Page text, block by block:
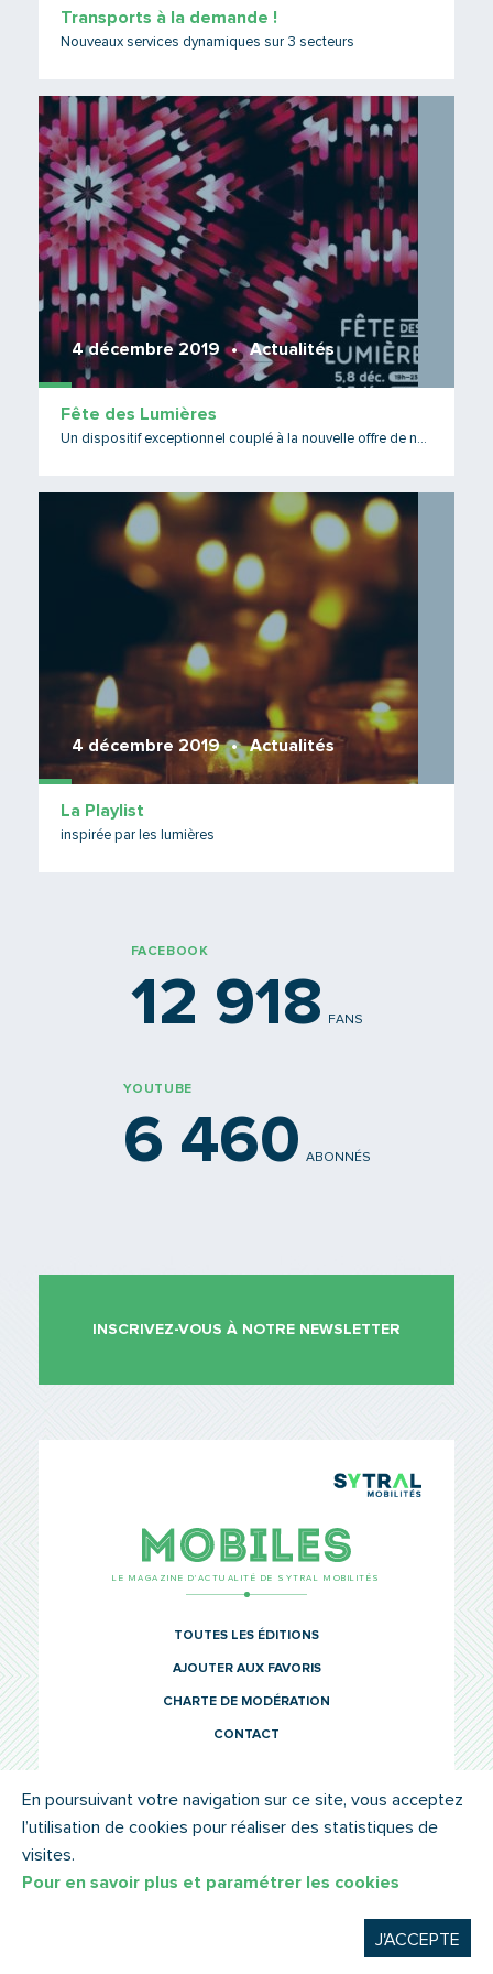
Transports à la demande !
Nouveaux services dynamiques sur 3 secteurs
4 décembre 2019 Actualités
Fête des Lumières
Un dispositif exceptionnel couplé à la nouvelle offre de nuit !
4 décembre 2019 Actualités
La Playlist
inspirée par les lumières
FACEBOOK
12 918 FANS
YOUTUBE
6 460 ABONNÉS
INSCRIVEZ-VOUS À NOTRE NEWSLETTER
LE MAGAZINE D’ACTUALITÉ DE SYTRAL MOBILITÉS
TOUTES LES ÉDITIONS
AJOUTER AUX FAVORIS
CHARTE DE MODÉRATION
CONTACT
© SYTRAL MOBILITÉS 2022 MENTIONS LÉGALES
En poursuivant votre navigation sur ce site, vous acceptez
l’utilisation de cookies pour réaliser des statistiques de
visites.
Pour en savoir plus et paramétrer les cookies
J'ACCEPTE